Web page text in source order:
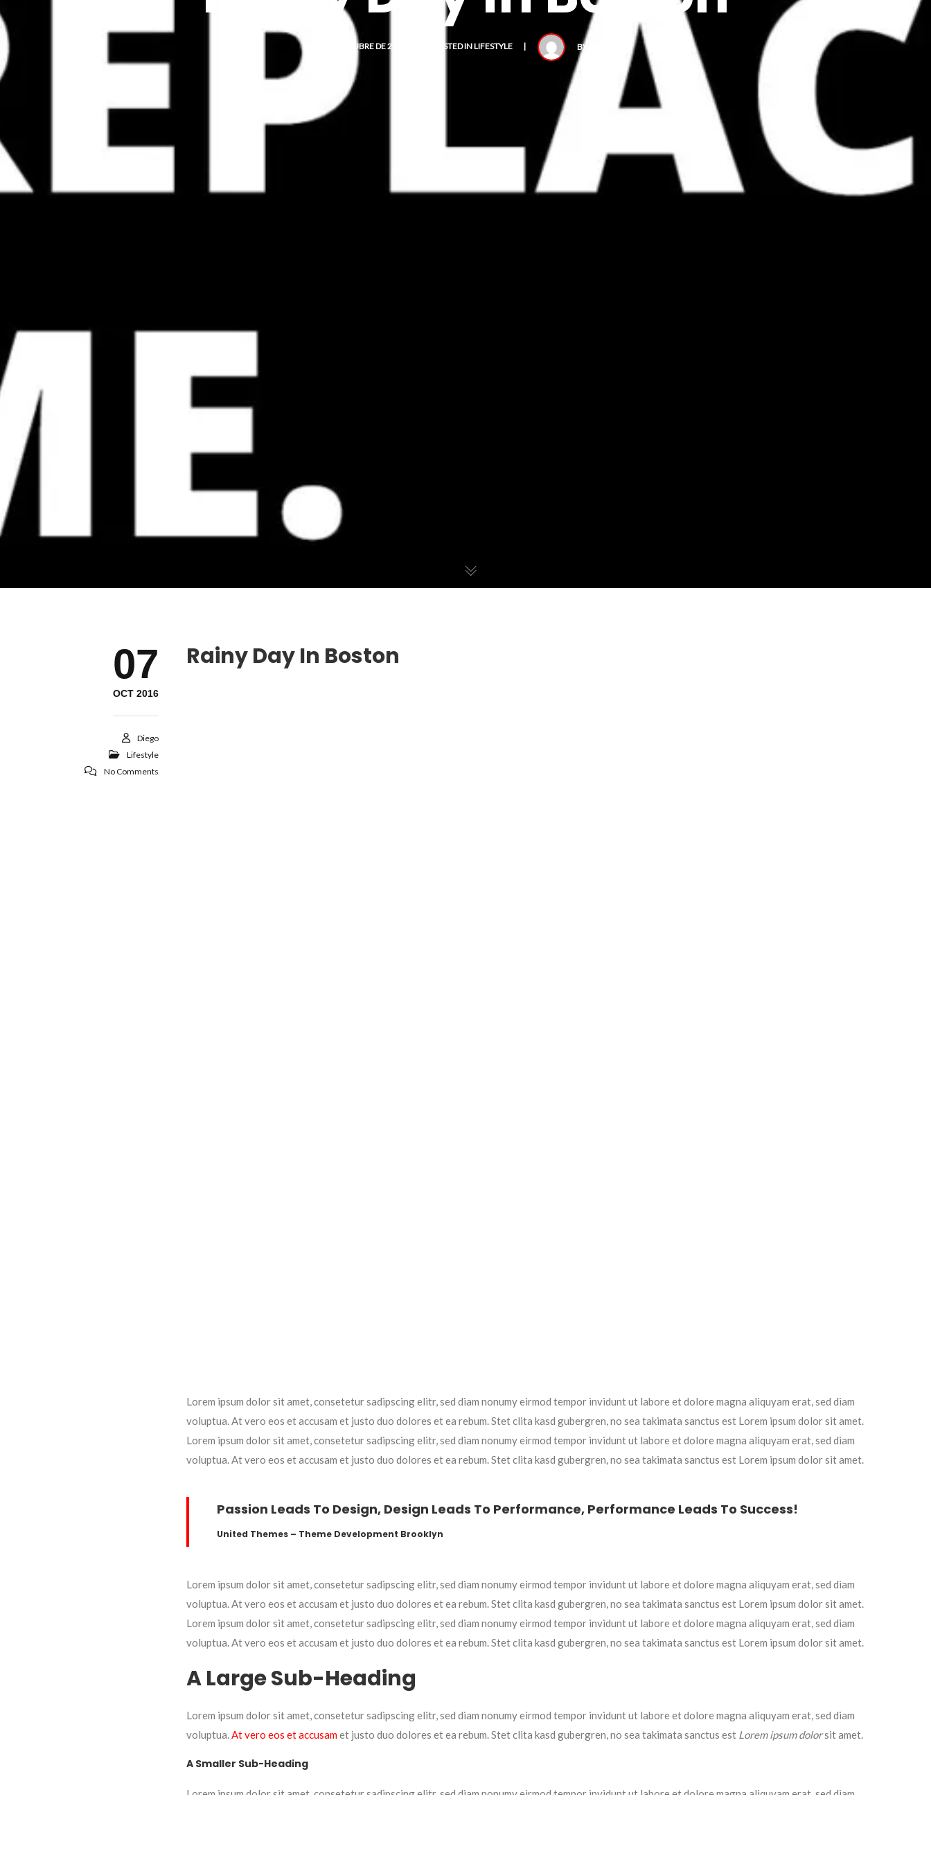
7 DE OCTUBRE DE 2016 POSTED INLIFESTYLE BY
07
OCT 2016
Diego
Lifestyle
No Comments
Rainy Day In Boston
Lorem ipsum dolor sit amet, consetetur sadipscing elitr, sed diam nonumy eirmod tempor invidunt ut labore et dolore magna aliquyam erat, sed diam
voluptua. At vero eos et accusam et justo duo dolores et ea rebum. Stet clita kasd gubergren, no sea takimata sanctus est Lorem ipsum dolor sit amet.
Lorem ipsum dolor sit amet, consetetur sadipscing elitr, sed diam nonumy eirmod tempor invidunt ut labore et dolore magna aliquyam erat, sed diam
voluptua. At vero eos et accusam et justo duo dolores et ea rebum. Stet clita kasd gubergren, no sea takimata sanctus est Lorem ipsum dolor sit amet.
Passion Leads To Design, Design Leads To Performance, Performance Leads To Success!
United Themes – Theme Development Brooklyn
Lorem ipsum dolor sit amet, consetetur sadipscing elitr, sed diam nonumy eirmod tempor invidunt ut labore et dolore magna aliquyam erat, sed diam
voluptua. At vero eos et accusam et justo duo dolores et ea rebum. Stet clita kasd gubergren, no sea takimata sanctus est Lorem ipsum dolor sit amet.
Lorem ipsum dolor sit amet, consetetur sadipscing elitr, sed diam nonumy eirmod tempor invidunt ut labore et dolore magna aliquyam erat, sed diam
voluptua. At vero eos et accusam et justo duo dolores et ea rebum. Stet clita kasd gubergren, no sea takimata sanctus est Lorem ipsum dolor sit amet.
A Large Sub-Heading
Lorem ipsum dolor sit amet, consetetur sadipscing elitr, sed diam nonumy eirmod tempor invidunt ut labore et dolore magna aliquyam erat, sed diam
voluptua. At vero eos et accusamet justo duo dolores et ea rebum. Stet clita kasd gubergren, no sea takimata sanctus est Lorem ipsum dolorsit amet.
A Smaller Sub-Heading
Lorem ipsum dolor sit amet, consetetur sadipscing elitr, sed diam nonumy eirmod tempor invidunt ut labore et dolore magna aliquyam erat, sed diam